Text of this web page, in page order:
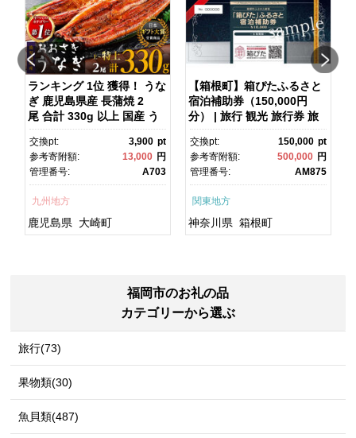
ランキング 1位 獲得！ うな
ぎ 鹿児島県産 長蒲焼 2
尾 合計 330g 以上 国産 う
なぎ 鰻 ウナギ 蒲焼き 蒲
焼 かばやき 魚 魚介 魚貝 海
鮮 うな重 ひつまぶし 蒲
焼 訳あり ギフト 人気 おす
半島 A703
交換pt: 3,900 pt
参考寄附額:
13,000 円
管理番号:
A703
九州地方
鹿児島県 大崎町
【箱根町】箱ぴたふるさと
宿泊補助券（150,000円
分） | 旅行 観光 旅行券 旅
行クーポン クーポン 箱根
町ふるさと納税 神奈川県ふ
るさと納税 神奈川県 箱根
町
交換pt: 150,000 pt
参考寄附額:
500,000 円
管理番号:
AM875
関東地方
神奈川県 箱根町
福岡市のお礼の品
カテゴリーから選ぶ
旅行(73)
果物類(30)
魚貝類(487)